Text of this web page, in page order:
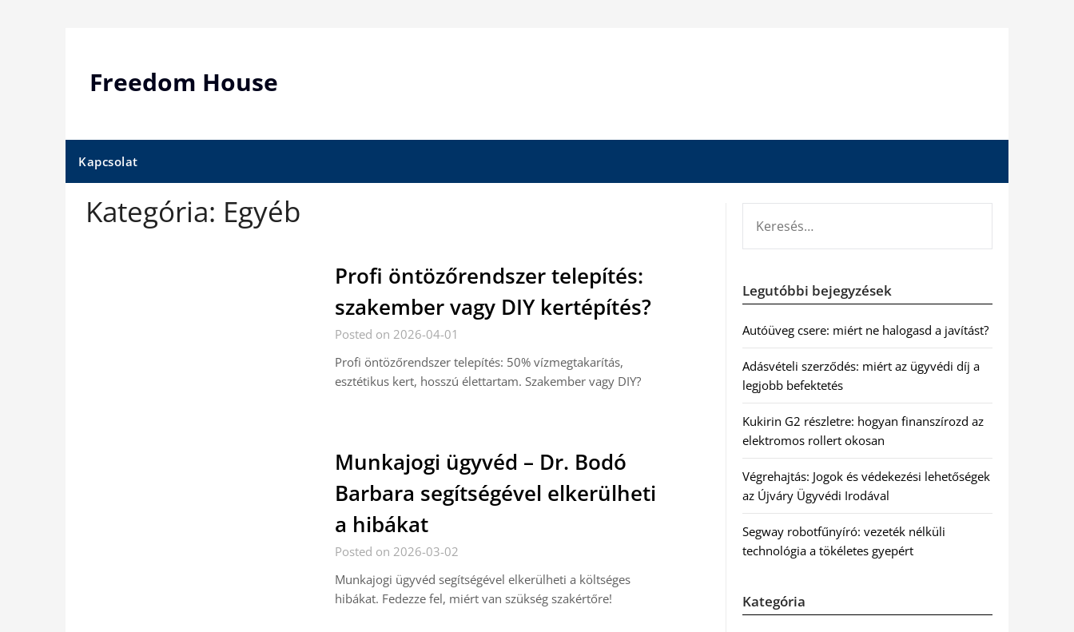
Freedom House
Kapcsolat
Kategória: Egyéb
Profi öntözőrendszer telepítés:
szakember vagy DIY kertépítés?
Posted on 2026-04-01
Profi öntözőrendszer telepítés: 50% vízmegtakarítás,
esztétikus kert, hosszú élettartam. Szakember vagy DIY?
Munkajogi ügyvéd – Dr. Bodó
Barbara segítségével elkerülheti
a hibákat
Posted on 2026-03-02
Munkajogi ügyvéd segítségével elkerülheti a költséges
hibákat. Fedezze fel, miért van szükség szakértőre!
Legutóbbi bejegyzések
Autóüveg csere: miért ne halogasd a javítást?
Adásvételi szerződés: miért az ügyvédi díj a
legjobb befektetés
Kukirin G2 részletre: hogyan finanszírozd az
elektromos rollert okosan
Végrehajtás: Jogok és védekezési lehetőségek
az Újváry Ügyvédi Irodával
Segway robotfűnyíró: vezeték nélküli
technológia a tökéletes gyepért
Kategória